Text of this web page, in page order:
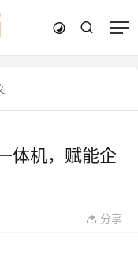
体机，赋能企
分享